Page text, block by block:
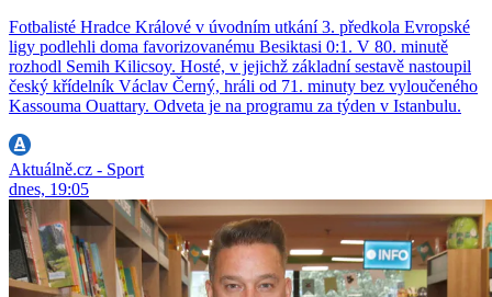
Fotbalisté Hradce Králové v úvodním utkání 3. předkola Evropské
ligy podlehli doma favorizovanému Besiktasi 0:1. V 80. minutě
rozhodl Semih Kilicsoy. Hosté, v jejichž základní sestavě nastoupil
český křídelník Václav Černý, hráli od 71. minuty bez vyloučeného
Kassouma Ouattary. Odveta je na programu za týden v Istanbulu.
Aktuálně.cz - Sport
dnes, 19:05